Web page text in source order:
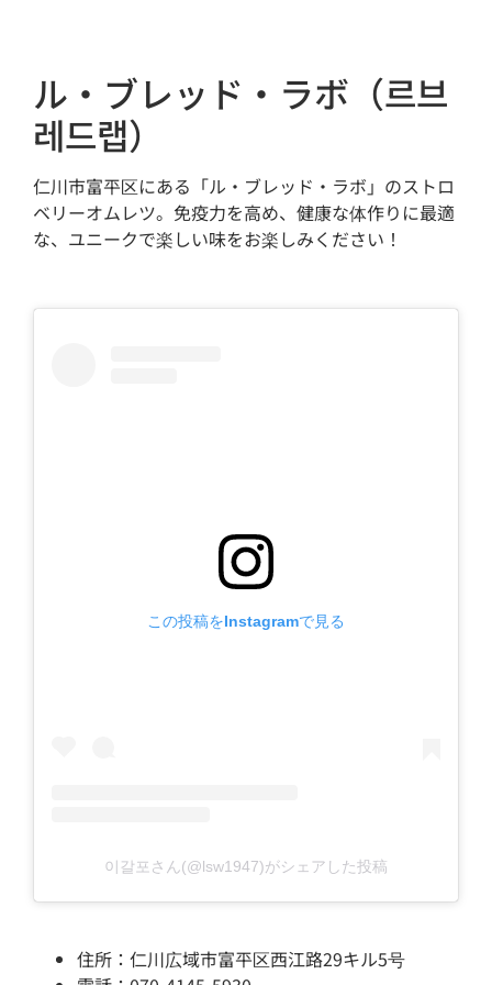
ル・ブレッド・ラボ（르브
레드랩）
仁川市富平区にある「ル・ブレッド・ラボ」のストロ
ベリーオムレツ。免疫力を高め、健康な体作りに最適
な、ユニークで楽しい味をお楽しみください！
この投稿をInstagramで見る
이갈포さん(@lsw1947)がシェアした投稿
住所：仁川広域市富平区西江路29キル5号